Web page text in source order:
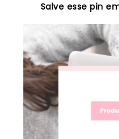
Salve esse pin